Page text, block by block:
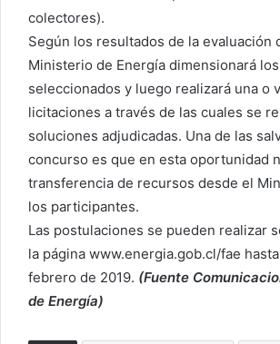
colectores).
Según los resultados de la evaluación
Ministerio de Energía dimensionará
seleccionados y luego realizará una o
licitaciones a través de las cuales se
soluciones adjudicadas. Una de las
concurso es que en esta oportunidad
transferencia de recursos desde el
los participantes.
Las postulaciones se pueden realizar
la página www.energia.gob.cl/fae
febrero de 2019. (Fuente
de Energía)